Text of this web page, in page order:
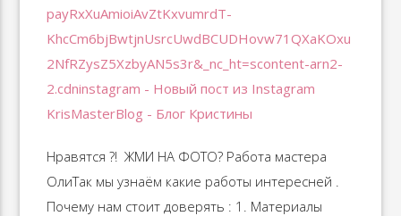
Нравятся ?! ️ ЖМИ НА ФОТО? Работа мастера
ОлиТак мы узнаём какие работы интересней .
Почему нам стоит доверять : 1. Материалы